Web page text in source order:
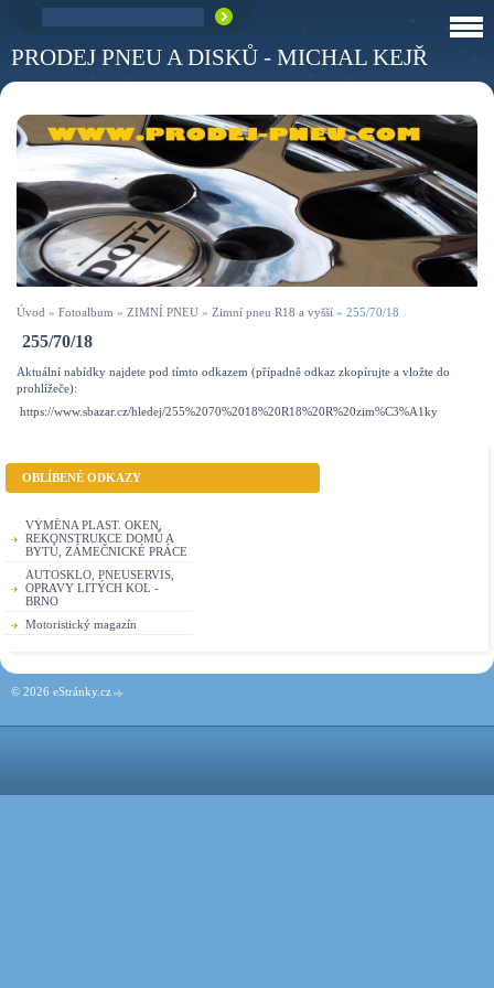
PRODEJ PNEU A DISKŮ - MICHAL KEJŘ
Úvod » Fotoalbum » ZIMNÍ PNEU » Zimní pneu R18 a vyšší » 255/70/18
255/70/18
Aktuální nabídky najdete pod tímto odkazem (případně odkaz zkopírujte a vložte do
prohlížeče):
https://www.sbazar.cz/hledej/255%2070%2018%20R18%20R%20zim%C3%A1ky
OBLÍBENÉ ODKAZY
VÝMĚNA PLAST. OKEN,
REKONSTRUKCE DOMŮ A
BYTŮ, ZÁMEČNICKÉ PRÁCE
AUTOSKLO, PNEUSERVIS,
OPRAVY LITÝCH KOL -
BRNO
Motoristický magazín
© 2026 eStránky.cz